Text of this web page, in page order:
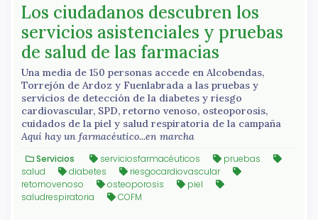
Los ciudadanos descubren los
servicios asistenciales y pruebas
de salud de las farmacias
Una media de 150 personas accede en Alcobendas,
Torrejón de Ardoz y Fuenlabrada a las pruebas y
servicios de detección de la diabetes y riesgo
cardiovascular, SPD, retorno venoso, osteoporosis,
cuidados de la piel y salud respiratoria de la campaña
Aquí hay un farmacéutico...en marcha
Servicios serviciosfarmacéuticos
pruebas
salud
diabetes
riesgocardiovascular
retornovenoso
osteoporosis
piel
saludrespiratoria
COFM